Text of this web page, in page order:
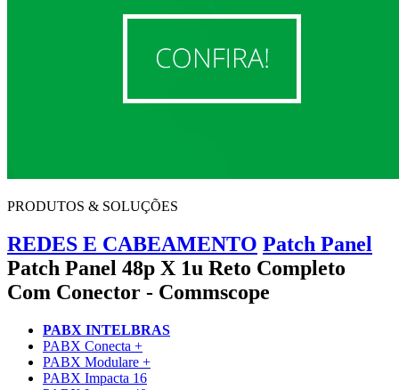
PRODUTOS & SOLUÇÕES
REDES E CABEAMENTO Patch Panel
Patch Panel 48p X 1u Reto Completo
Com Conector - Commscope
PABX INTELBRAS
PABX Conecta +
PABX Modulare +
PABX Impacta 16